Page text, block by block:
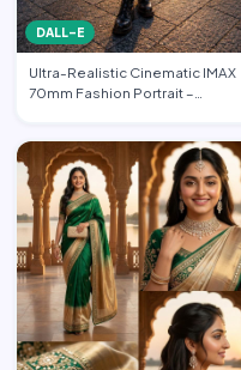
DALL-E
Ultra-Realistic Cinematic IMAX
70mm Fashion Portrait –